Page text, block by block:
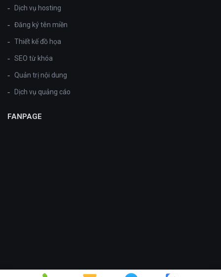
Dịch vụ hosting
Đăng ký tên miền
Thiết kế đồ họa
SEO từ khóa
Quản trị nội dung
Dịch vụ quảng cáo
FANPAGE